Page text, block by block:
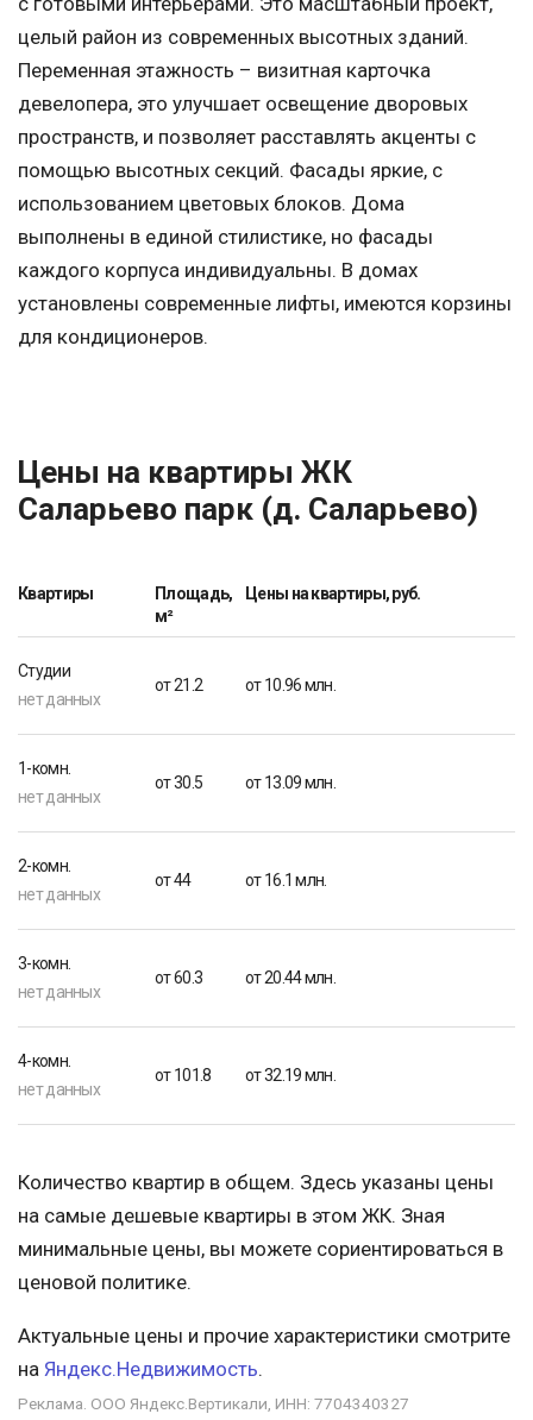
целый район из современных высотных зданий.
Переменная этажность – визитная карточка
девелопера, это улучшает освещение дворовых
пространств, и позволяет расставлять акценты с
помощью высотных секций. Фасады яркие, с
использованием цветовых блоков. Дома
выполнены в единой стилистике, но фасады
каждого корпуса индивидуальны. В домах
установлены современные лифты, имеются корзины
для кондиционеров.
Цены на квартиры ЖК
Саларьево парк (д. Саларьево)
Квартиры
Площадь,
м²
Цены на квартиры, руб.
Студии
нет данных
от 21.2 от 10.96 млн.
1-комн.
нет данных
от 30.5 от 13.09 млн.
2-комн.
нет данных
от 44 от 16.1 млн.
3-комн.
нет данных
от 60.3 от 20.44 млн.
4-комн.
нет данных
от 101.8 от 32.19 млн.
Количество квартир в общем. Здесь указаны цены
на самые дешевые квартиры в этом ЖК. Зная
минимальные цены, вы можете сориентироваться в
ценовой политике.
Актуальные цены и прочие характеристики смотрите
на Яндекс.Недвижимость.
Реклама. ООО Яндекс.Вертикали, ИНН: 7704340327